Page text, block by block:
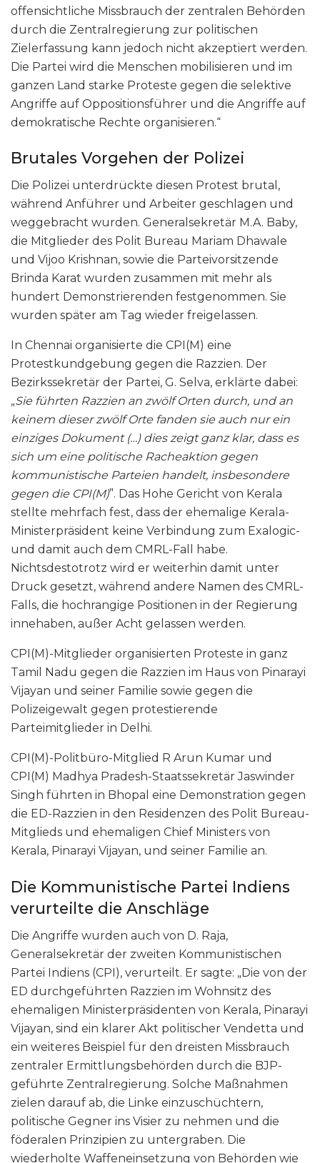
offensichtliche Missbrauch der zentralen Behörden
durch die Zentralregierung zur politischen
Zielerfassung kann jedoch nicht akzeptiert werden.
Die Partei wird die Menschen mobilisieren und im
ganzen Land starke Proteste gegen die selektive
Angriffe auf Oppositionsführer und die Angriffe auf
demokratische Rechte organisieren.“
Brutales Vorgehen der Polizei
Die Polizei unterdrückte diesen Protest brutal,
während Anführer und Arbeiter geschlagen und
weggebracht wurden. Generalsekretär M.A. Baby,
die Mitglieder des Polit Bureau Mariam Dhawale
und Vijoo Krishnan, sowie die Parteivorsitzende
Brinda Karat wurden zusammen mit mehr als
hundert Demonstrierenden festgenommen. Sie
wurden später am Tag wieder freigelassen.
In Chennai organisierte die CPI(M) eine
Protestkundgebung gegen die Razzien. Der
Bezirkssekretär der Partei, G. Selva, erklärte dabei:
„Sie führten Razzien an zwölf Orten durch, und an
keinem dieser zwölf Orte fanden sie auch nur ein
einziges Dokument (…) dies zeigt ganz klar, dass es
sich um eine politische Racheaktion gegen
kommunistische Parteien handelt, insbesondere
gegen die CPI(M)”. Das Hohe Gericht von Kerala
stellte mehrfach fest, dass der ehemalige Kerala-
Ministerpräsident keine Verbindung zum Exalogic-
und damit auch dem CMRL-Fall habe.
Nichtsdestotrotz wird er weiterhin damit unter
Druck gesetzt, während andere Namen des CMRL-
Falls, die hochrangige Positionen in der Regierung
innehaben, außer Acht gelassen werden.
CPI(M)-Mitglieder organisierten Proteste in ganz
Tamil Nadu gegen die Razzien im Haus von Pinarayi
Vijayan und seiner Familie sowie gegen die
Polizeigewalt gegen protestierende
Parteimitglieder in Delhi.
CPI(M)-Politbüro-Mitglied R Arun Kumar und
CPI(M) Madhya Pradesh-Staatssekretär Jaswinder
Singh führten in Bhopal eine Demonstration gegen
die ED-Razzien in den Residenzen des Polit Bureau-
Mitglieds und ehemaligen Chief Ministers von
Kerala, Pinarayi Vijayan, und seiner Familie an.
Die Kommunistische Partei Indiens
verurteilte die Anschläge
Die Angriffe wurden auch von D. Raja,
Generalsekretär der zweiten Kommunistischen
Partei Indiens (CPI), verurteilt. Er sagte: „Die von der
ED durchgeführten Razzien im Wohnsitz des
ehemaligen Ministerpräsidenten von Kerala, Pinarayi
Vijayan, sind ein klarer Akt politischer Vendetta und
ein weiteres Beispiel für den dreisten Missbrauch
zentraler Ermittlungsbehörden durch die BJP-
geführte Zentralregierung. Solche Maßnahmen
zielen darauf ab, die Linke einzuschüchtern,
politische Gegner ins Visier zu nehmen und die
föderalen Prinzipien zu untergraben. Die
wiederholte Waffeneinsetzung von Behörden wie